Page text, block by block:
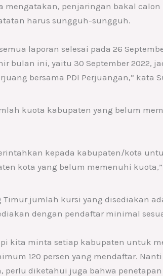
mengatakan, penjaringan bakal
harus sungguh-sungguh.
laporan selesai pada 26
bulan ini, yaitu 30 September 2022,
bersama PDI Perjuangan,” kata
kuota kabupaten yang belum
kepada kabupaten/kota
kota yang belum memenuhi
Timur jumlah kursi yang disediakan
dengan pendaftar minimal
kita minta setiap kabupaten untuk
120 persen yang mendaftar.
diketahui juga bahwa penetapan